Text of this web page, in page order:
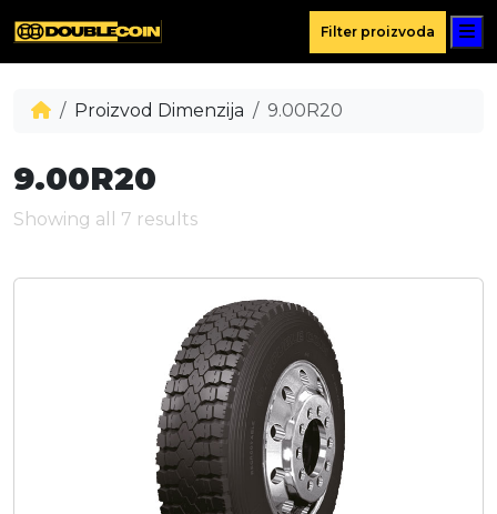
Filter proizvoda
Proizvod Dimenzija 9.00R20
9.00R20
Showing all 7 results